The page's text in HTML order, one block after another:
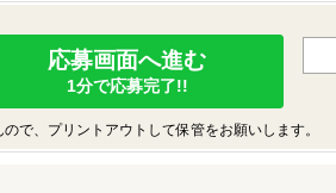
応募画面へ進む
1分で応募完了!!
で、プリントアウトして保管をお願いします。